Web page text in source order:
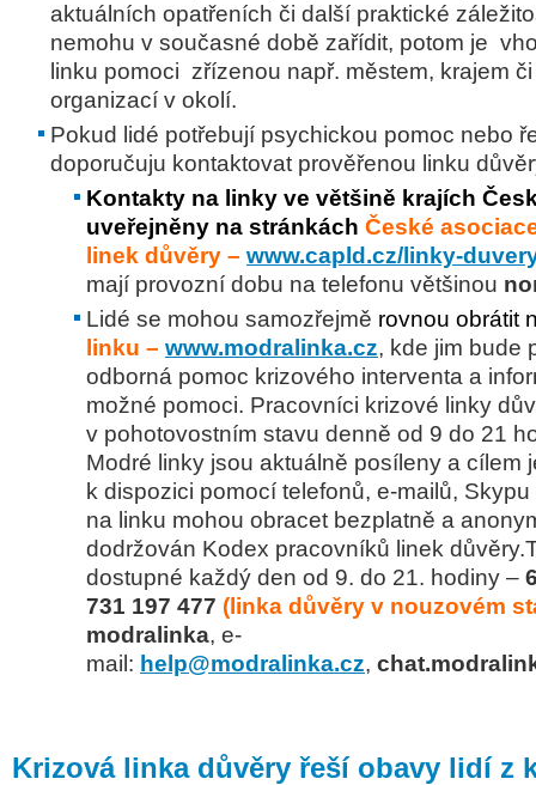
aktuálních opatřeních či další praktické
nemohu v současné době zařídit, potom je
linku pomoci zřízenou např. městem, krajem
organizací v okolí.
Pokud lidé potřebují psychickou pomoc nebo
doporučuju kontaktovat prověřenou linku
Kontakty na linky ve většině krajích
uveřejněny na stránkách České
linek důvěry – www.capld.cz/linky-
mají provozní dobu na telefonu většinou
Lidé se mohou samozřejmě rovnou obrátit
linku – www.modralinka.cz, kde jim bude
odborná pomoc krizového interventa a
možné pomoci. Pracovníci krizové linky
v pohotovostním stavu denně od 9 do 21
Modré linky jsou aktuálně posíleny a cílem
k dispozici pomocí telefonů, e-mailů,
na linku mohou obracet bezplatně a
dodržován Kodex pracovníků linek důvěry.
dostupné každý den od 9. do 21. hodiny –
731 197 477 (linka důvěry v nouzovém
modralinka, e-
mail: help@modralinka.cz,
Krizová linka důvěry řeší obavy lidí z